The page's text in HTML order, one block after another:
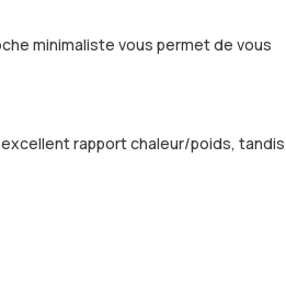
minimaliste vous permet de vous
rapport chaleur/poids, tandis